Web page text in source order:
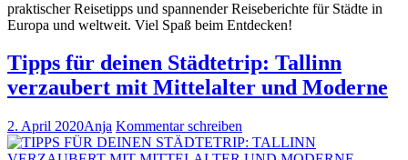
praktischer Reisetipps und spannender Reiseberichte für Städte in
Europa und weltweit. Viel Spaß beim Entdecken!
Tipps für deinen Städtetrip: Tallinn
verzaubert mit Mittelalter und Moderne
2. April 2020Anja Kommentar schreiben